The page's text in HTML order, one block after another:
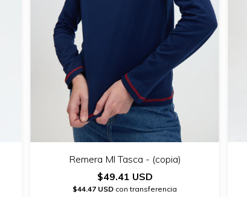
Remera Ml Tasca - (copia)
$49.41 USD
$44.47 USD con transferencia